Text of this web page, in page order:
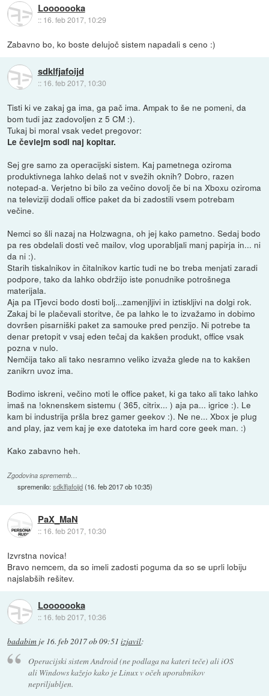
Looooooka
:: 16. feb 2017, 10:29
Zabavno bo, ko boste delujoč sistem napadali s ceno :)
sdklfjafoijd
:: 16. feb 2017, 10:30
Tisti ki ve zakaj ga ima, ga pač ima. Ampak to še ne pomeni, da
bom tudi jaz zadovoljen z 5 CM :).
Tukaj bi moral vsak vedet pregovor:
Le čevlejm sodi naj kopitar.
Sej gre samo za operacijski sistem. Kaj pametnega oziroma
produktivnega lahko delaš not v svežih oknih? Dobro, razen
notepad-a. Verjetno bi bilo za večino dovolj če bi na Xboxu oziroma
na televiziji dodali office paket da bi zadostili vsem potrebam
večine.
Nemci so šli nazaj na Holzwagna, oh jej kako pametno. Sedaj bodo
pa res obdelali dosti več mailov, vlog uporabljali manj papirja in... ni
da ni :).
Starih tiskalnikov in čitalnikov kartic tudi ne bo treba menjati zaradi
podpore, tako da lahko obdržijo iste ponudnike potrošnega
materijala.
Aja pa ITjevci bodo dosti bolj...zamenjljivi in iztiskljivi na dolgi rok.
Zakaj bi le plačevali storitve, če pa lahko le to izvažamo in dobimo
dovršen pisarniški paket za samouke pred penzijo. Ni potrebe ta
denar pretopit v vsaj eden tečaj da kakšen produkt, office vsak
pozna v nulo.
Nemčija tako ali tako nesramno veliko izvaža glede na to kakšen
zanikrn uvoz ima.
Bodimo iskreni, večino moti le office paket, ki ga tako ali tako lahko
imaš na !oknenskem sistemu ( 365, citrix... ) aja pa... igrice :). Le
kam bi industrija pršla brez gamer geekov :). Ne ne... Xbox je plug
and play, jaz vem kaj je exe datoteka im hard core geek man. :)
Kako zabavno heh.
Zgodovina sprememb…
spremenilo:sdklfjafoijd(16. feb 2017 ob 10:35)
PaX_MaN
:: 16. feb 2017, 10:30
Izvrstna novica!
Bravo nemcem, da so imeli zadosti poguma da so se uprli lobiju
najslabših rešitev.
Looooooka
:: 16. feb 2017, 10:36
badabim je 16. feb 2017 ob 09:51 izjavil:
Operacijski sistem Android (ne podlaga na kateri teče) ali iOS
ali Windows kažejo kako je Linux v očeh uporabnikov
nepriljubljen.